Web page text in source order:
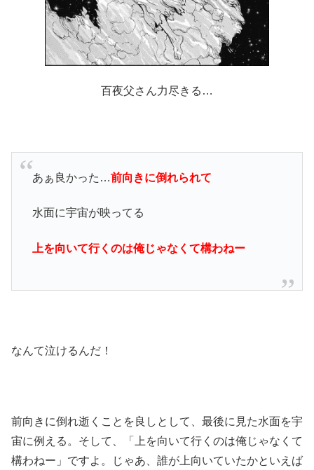
百夜父さん力尽きる…
あぁ良かった…前向きに倒れられて
水面に宇宙が映ってる
上を向いて行くのは俺じゃなくて構わねー
なんて泣けるんだ！
前向きに倒れ逝くことを良しとして、最後に見た水面を宇
宙に例える。そして、「上を向いて行くのは俺じゃなくて
構わねー」ですよ。じゃあ、誰が上向いていたかといえば